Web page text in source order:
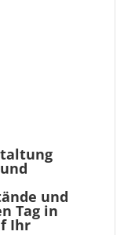
und
Tag in
Ihr